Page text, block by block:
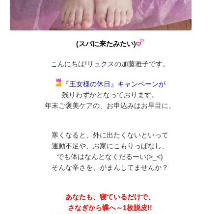
(スパに来たみたい)
こんにちは!リュクスの加藤雅子です。
『王女様の休日』キャンペーンが
残りわずかとなっております。
年末ご褒美ケアの、お申込みはお早目に。
寒くなると、外に出たくないといって
運動不足や、お家にこもりっぱなし、
でも体はなんとなくだるーい(>_<)
そんな辛さを、がまんしてませんか？
あなたも、寝ているだけで、
さなぎから蝶へ～1枚脱皮!!